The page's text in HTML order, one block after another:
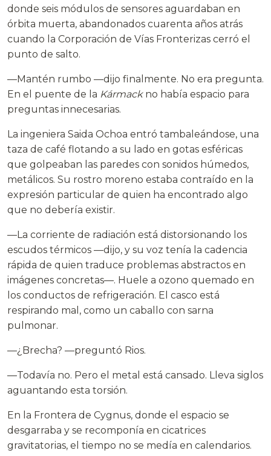
donde seis módulos de sensores aguardaban en
órbita muerta, abandonados cuarenta años atrás
cuando la Corporación de Vías Fronterizas cerró el
punto de salto.
—Mantén rumbo —dijo finalmente. No era pregunta.
En el puente de la Kármackno había espacio para
preguntas innecesarias.
La ingeniera Saida Ochoa entró tambaleándose, una
taza de café flotando a su lado en gotas esféricas
que golpeaban las paredes con sonidos húmedos,
metálicos. Su rostro moreno estaba contraído en la
expresión particular de quien ha encontrado algo
que no debería existir.
—La corriente de radiación está distorsionando los
escudos térmicos —dijo, y su voz tenía la cadencia
rápida de quien traduce problemas abstractos en
imágenes concretas—. Huele a ozono quemado en
los conductos de refrigeración. El casco está
respirando mal, como un caballo con sarna
pulmonar.
—¿Brecha? —preguntó Rios.
—Todavía no. Pero el metal está cansado. Lleva siglos
aguantando esta torsión.
En la Frontera de Cygnus, donde el espacio se
desgarraba y se recomponía en cicatrices
gravitatorias, el tiempo no se medía en calendarios.